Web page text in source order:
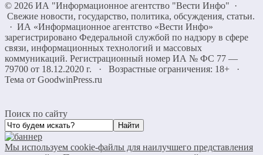
© 2026 ИА "Информационное агентство "Вести Инфо" ·
Свежие новости, государство, политика, обсуждения, статьи.
· ИА «Информационное агентство «Вести Инфо»
зарегистрировано Федеральной службой по надзору в сфере
связи, информационных технологий и массовых
коммуникаций. Регистрационный номер ИА № ФС 77 —
79700 от 18.12.2020 г. · Возрастные ограничения: 18+
·
Тема от GoodwinPress.ru
Поиск по сайту
Мы используем cookie-файлы для наилучшего представления